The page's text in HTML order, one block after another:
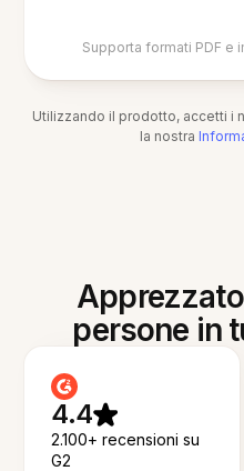
Supporta formati PDF e
Utilizzando il prodotto, accetti i
la nostra
persone in
4.4
2.100+ recensioni su
G2